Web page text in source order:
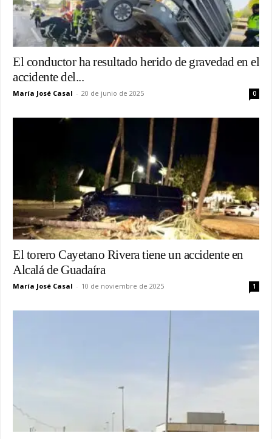
El conductor ha resultado herido de gravedad en el
accidente del...
María José Casal - 20 de junio de 2025 0
El torero Cayetano Rivera tiene un accidente en
Alcalá de Guadaíra
María José Casal - 10 de noviembre de 2025 1